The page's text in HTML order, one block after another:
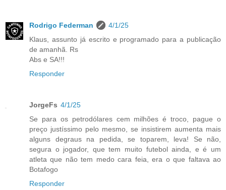
Rodrigo Federman
4/1/25
Klaus, assunto já escrito e programado para a publicação
de amanhã. Rs
Abs e SA!!!
Responder
JorgeFs 4/1/25
Se para os petrodólares cem milhões é troco, pague o
preço justíssimo pelo mesmo, se insistirem aumenta mais
alguns degraus na pedida, se toparem, leva! Se não,
segura o jogador, que tem muito futebol ainda, e é um
atleta que não tem medo cara feia, era o que faltava ao
Botafogo
Responder